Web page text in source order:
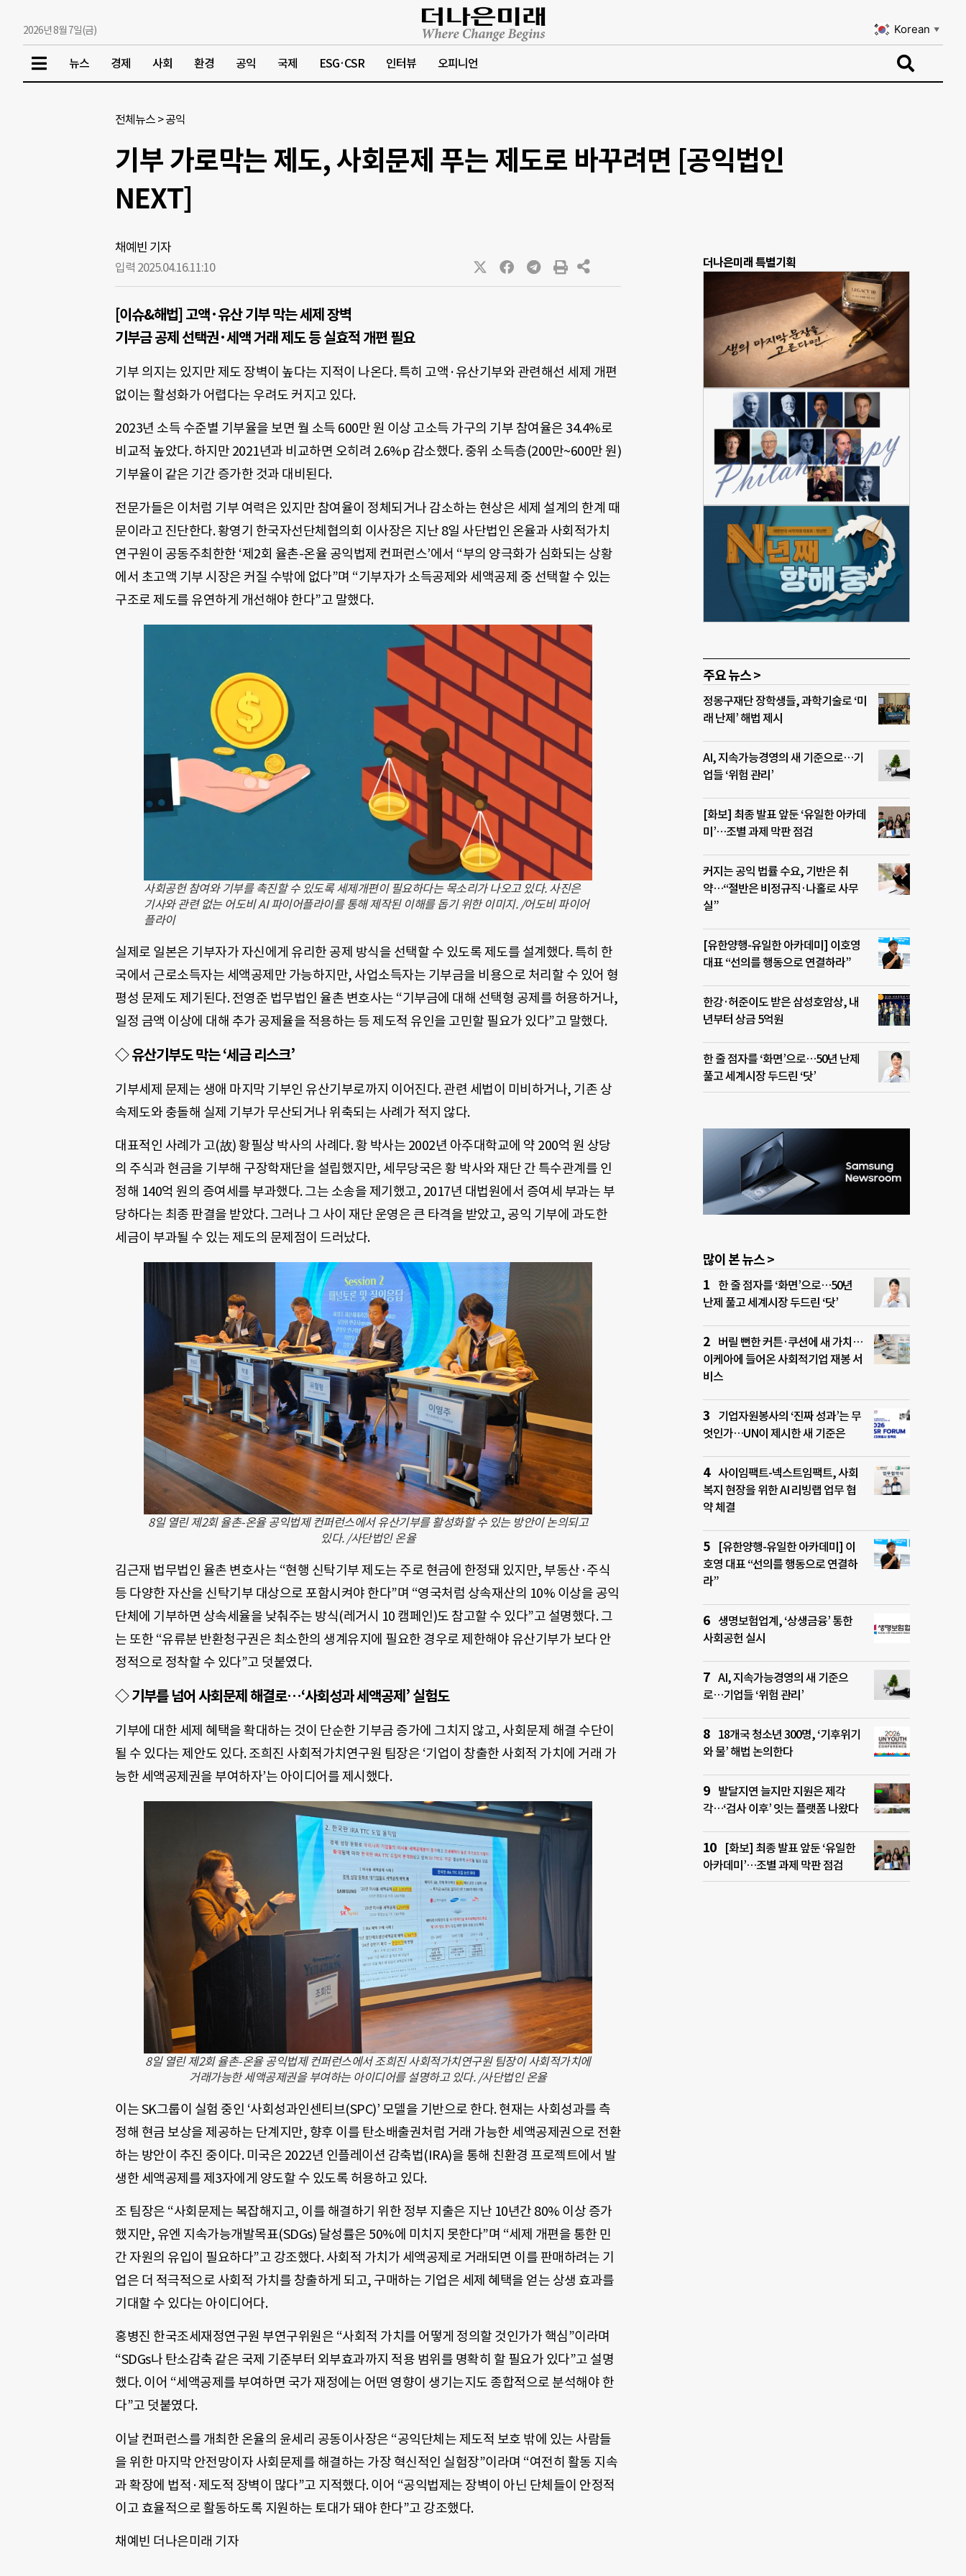
2026년 8월 7일(금) Korean ▼
뉴스 경제 사회 환경 공익 국제 ESG·CSR 인터뷰 오피니언
전체뉴스 >공익
기부 가로막는 제도, 사회문제 푸는 제도로 바꾸려면 [공익법인
NEXT]
채예빈 기자
입력 2025.04.16.11:10
[이슈&해법] 고액·유산 기부 막는 세제 장벽
기부금 공제 선택권·세액 거래 제도 등 실효적 개편 필요
기부 의지는 있지만 제도 장벽이 높다는 지적이 나온다. 특히 고액·유산기부와 관련해선 세제 개편
없이는 활성화가 어렵다는 우려도 커지고 있다.
2023년 소득 수준별 기부율을 보면 월 소득 600만 원 이상 고소득 가구의 기부 참여율은 34.4%로
비교적 높았다. 하지만 2021년과 비교하면 오히려 2.6%p 감소했다. 중위 소득층(200만~600만 원)
기부율이 같은 기간 증가한 것과 대비된다.
전문가들은 이처럼 기부 여력은 있지만 참여율이 정체되거나 감소하는 현상은 세제 설계의 한계 때
문이라고 진단한다. 황영기 한국자선단체협의회 이사장은 지난 8일 사단법인 온율과 사회적가치
연구원이 공동주최한한 ‘제2회 율촌-온율 공익법제 컨퍼런스’에서 “부의 양극화가 심화되는 상황
에서 초고액 기부 시장은 커질 수밖에 없다”며 “기부자가 소득공제와 세액공제 중 선택할 수 있는
구조로 제도를 유연하게 개선해야 한다”고 말했다.
사회공헌 참여와 기부를 촉진할 수 있도록 세제개편이 필요하다는 목소리가 나오고 있다. 사진은
기사와 관련 없는 어도비 AI 파이어플라이를 통해 제작된 이해를 돕기 위한 이미지. /어도비 파이어
플라이
실제로 일본은 기부자가 자신에게 유리한 공제 방식을 선택할 수 있도록 제도를 설계했다. 특히 한
국에서 근로소득자는 세액공제만 가능하지만, 사업소득자는 기부금을 비용으로 처리할 수 있어 형
평성 문제도 제기된다. 전영준 법무법인 율촌 변호사는 “기부금에 대해 선택형 공제를 허용하거나,
일정 금액 이상에 대해 추가 공제율을 적용하는 등 제도적 유인을 고민할 필요가 있다”고 말했다.
◇ 유산기부도 막는 ‘세금 리스크’
기부세제 문제는 생애 마지막 기부인 유산기부로까지 이어진다. 관련 세법이 미비하거나, 기존 상
속제도와 충돌해 실제 기부가 무산되거나 위축되는 사례가 적지 않다.
대표적인 사례가 고(故) 황필상 박사의 사례다. 황 박사는 2002년 아주대학교에 약 200억 원 상당
의 주식과 현금을 기부해 구장학재단을 설립했지만, 세무당국은 황 박사와 재단 간 특수관계를 인
정해 140억 원의 증여세를 부과했다. 그는 소송을 제기했고, 2017년 대법원에서 증여세 부과는 부
당하다는 최종 판결을 받았다. 그러나 그 사이 재단 운영은 큰 타격을 받았고, 공익 기부에 과도한
세금이 부과될 수 있는 제도의 문제점이 드러났다.
8일 열린 제2회 율촌-온율 공익법제 컨퍼런스에서 유산기부를 활성화할 수 있는 방안이 논의되고
있다. /사단법인 온율
김근재 법무법인 율촌 변호사는 “현행 신탁기부 제도는 주로 현금에 한정돼 있지만, 부동산·주식
등 다양한 자산을 신탁기부 대상으로 포함시켜야 한다”며 “영국처럼 상속재산의 10% 이상을 공익
단체에 기부하면 상속세율을 낮춰주는 방식(레거시 10 캠페인)도 참고할 수 있다”고 설명했다. 그
는 또한 “유류분 반환청구권은 최소한의 생계유지에 필요한 경우로 제한해야 유산기부가 보다 안
정적으로 정착할 수 있다”고 덧붙였다.
◇ 기부를 넘어 사회문제 해결로…‘사회성과 세액공제’ 실험도
기부에 대한 세제 혜택을 확대하는 것이 단순한 기부금 증가에 그치지 않고, 사회문제 해결 수단이
될 수 있다는 제안도 있다. 조희진 사회적가치연구원 팀장은 ‘기업이 창출한 사회적 가치에 거래 가
능한 세액공제권을 부여하자’는 아이디어를 제시했다.
8일 열린 제2회 율촌-온율 공익법제 컨퍼런스에서 조희진 사회적가치연구원 팀장이 사회적가치에
거래가능한 세액공제권을 부여하는 아이디어를 설명하고 있다. /사단법인 온율
이는 SK그룹이 실험 중인 ‘사회성과인센티브(SPC)’ 모델을 기반으로 한다. 현재는 사회성과를 측
정해 현금 보상을 제공하는 단계지만, 향후 이를 탄소배출권처럼 거래 가능한 세액공제권으로 전환
하는 방안이 추진 중이다. 미국은 2022년 인플레이션 감축법(IRA)을 통해 친환경 프로젝트에서 발
생한 세액공제를 제3자에게 양도할 수 있도록 허용하고 있다.
조 팀장은 “사회문제는 복잡해지고, 이를 해결하기 위한 정부 지출은 지난 10년간 80% 이상 증가
했지만, 유엔 지속가능개발목표(SDGs) 달성률은 50%에 미치지 못한다”며 “세제 개편을 통한 민
간 자원의 유입이 필요하다”고 강조했다. 사회적 가치가 세액공제로 거래되면 이를 판매하려는 기
업은 더 적극적으로 사회적 가치를 창출하게 되고, 구매하는 기업은 세제 혜택을 얻는 상생 효과를
기대할 수 있다는 아이디어다.
홍병진 한국조세재정연구원 부연구위원은 “사회적 가치를 어떻게 정의할 것인가가 핵심”이라며
“SDGs나 탄소감축 같은 국제 기준부터 외부효과까지 적용 범위를 명확히 할 필요가 있다”고 설명
했다. 이어 “세액공제를 부여하면 국가 재정에는 어떤 영향이 생기는지도 종합적으로 분석해야 한
다”고 덧붙였다.
이날 컨퍼런스를 개최한 온율의 윤세리 공동이사장은 “공익단체는 제도적 보호 밖에 있는 사람들
을 위한 마지막 안전망이자 사회문제를 해결하는 가장 혁신적인 실험장”이라며 “여전히 활동 지속
과 확장에 법적·제도적 장벽이 많다”고 지적했다. 이어 “공익법제는 장벽이 아닌 단체들이 안정적
이고 효율적으로 활동하도록 지원하는 토대가 돼야 한다”고 강조했다.
채예빈 더나은미래 기자
더나은미래 특별기획
주요 뉴스 >
정몽구재단 장학생들, 과학기술로 ‘미
래 난제’ 해법 제시
AI, 지속가능경영의 새 기준으로…기
업들 ‘위험 관리’
[화보] 최종 발표 앞둔 ‘유일한 아카데
미’…조별 과제 막판 점검
커지는 공익 법률 수요, 기반은 취
약…“절반은 비정규직·나홀로 사무
실”
[유한양행-유일한 아카데미] 이호영
대표 “선의를 행동으로 연결하라”
한강·허준이도 받은 삼성호암상, 내
년부터 상금 5억원
한 줄 점자를 ‘화면’으로…50년 난제
풀고 세계시장 두드린 ‘닷’
많이 본 뉴스 >
한 줄 점자를 ‘화면’으로…50년
난제 풀고 세계시장 두드린 ‘닷’
버릴 뻔한 커튼·쿠션에 새 가치…
이케아에 들어온 사회적기업 재봉 서
비스
기업자원봉사의 ‘진짜 성과’는 무
엇인가…UN이 제시한 새 기준은
사이임팩트-넥스트임팩트, 사회
복지 현장을 위한 AI 리빙랩 업무 협
약 체결
[유한양행-유일한 아카데미] 이
호영 대표 “선의를 행동으로 연결하
라”
생명보험업계, ‘상생금융’ 통한
사회공헌 실시
AI, 지속가능경영의 새 기준으
로…기업들 ‘위험 관리’
18개국 청소년 300명, ‘기후위기
와 물’ 해법 논의한다
발달지연 늘지만 지원은 제각
각…‘검사 이후’ 잇는 플랫폼 나왔다
[화보] 최종 발표 앞둔 ‘유일한
아카데미’…조별 과제 막판 점검